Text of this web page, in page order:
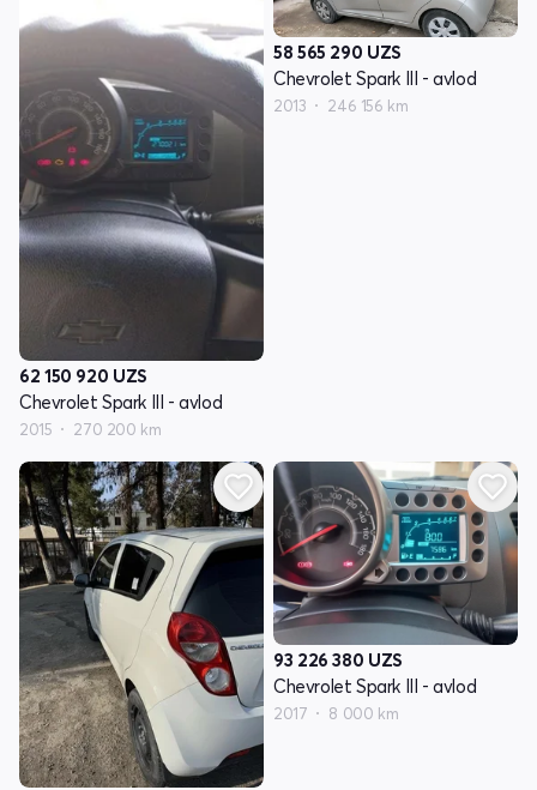
62 150 920 UZS
Chevrolet Spark III - avlod
2015 270 200 km
58 565 290 UZS
Chevrolet Spark III - avlod
2013 246 156 km
93 226 380 UZS
Chevrolet Spark III - avlod
2017 8 000 km